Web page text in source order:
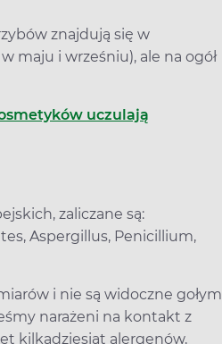
znajdują się w
maju i wrześniu), ale na ogół
uczulają
zaliczane są:
Aspergillus, Penicillium,
i nie są widoczne gołym
narażeni na kontakt z
kilkadziesiąt alergenów,